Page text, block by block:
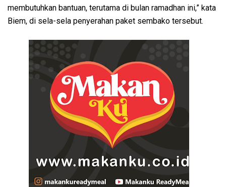
membutuhkan bantuan, terutama di bulan ramadhan ini,” kata
Biem, di sela-sela penyerahan paket sembako tersebut.